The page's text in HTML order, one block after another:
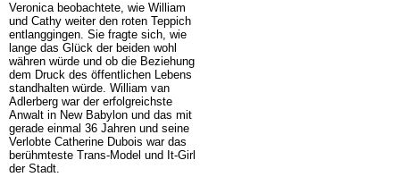
Veronica beobachtete, wie William
und Cathy weiter den roten Teppich
entlanggingen. Sie fragte sich, wie
lange das Glück der beiden wohl
währen würde und ob die Beziehung
dem Druck des öffentlichen Lebens
standhalten würde. William van
Adlerberg war der erfolgreichste
Anwalt in New Babylon und das mit
gerade einmal 36 Jahren und seine
Verlobte Catherine Dubois war das
berühmteste Trans-Model und It-Girl
der Stadt.